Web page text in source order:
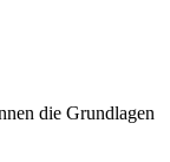
die Grundlagen